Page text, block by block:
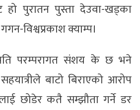
पुरातन पुस्ता देउवा-खड्का
विश्वप्रकाश क्याम्प।
परम्परागत संशय के छ भने
बाटो बिराएको आरोप
छोडेर कतै सम्झौता गर्ने डर